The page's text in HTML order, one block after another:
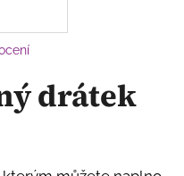
drátek